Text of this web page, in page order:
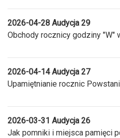
2026-04-28 Audycja 29
Obchody rocznicy godziny "W"
2026-04-14 Audycja 27
Upamiętnianie rocznic
2026-03-31 Audycja 26
Jak pomniki i miejsca pamięci